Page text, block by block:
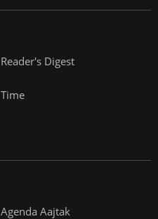
Reader's Digest
Time
Agenda Aajtak